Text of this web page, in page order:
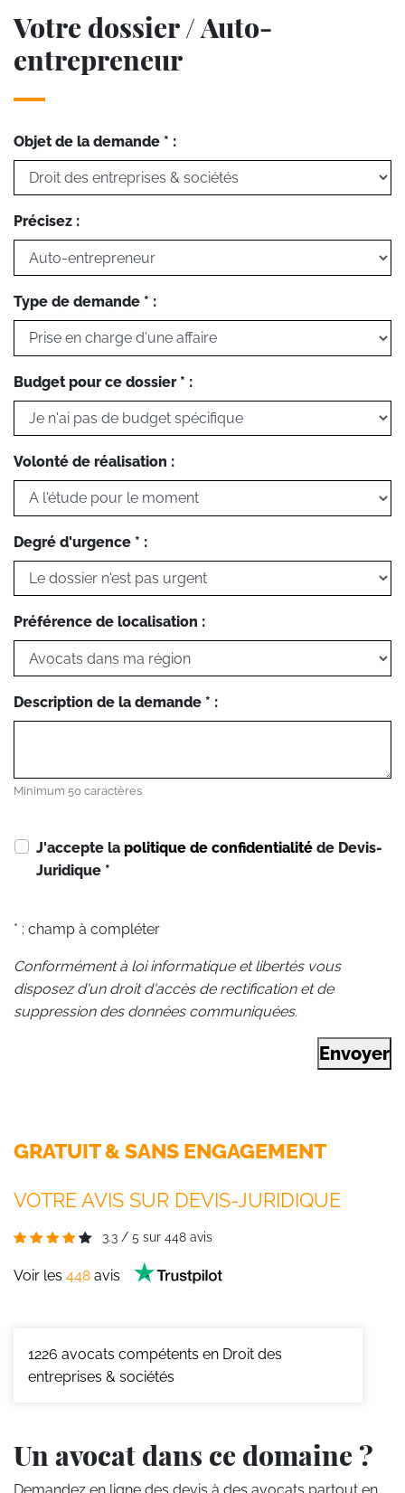
Votre dossier / Auto-
entrepreneur
Objet de la demande * :
Précisez :
Type de demande * :
Budget pour ce dossier * :
Volonté de réalisation :
Degré d'urgence * :
Préférence de localisation :
Description de la demande * :
Minimum 50 caractères
J'accepte la politique de confidentialité de Devis-
Juridique *
* : champ à compléter
Conformément à loi informatique et libertés vous
disposez d'un droit d'accès de rectification et de
suppression des données communiquées.
Envoyer
GRATUIT & SANS ENGAGEMENT
VOTRE AVIS SUR DEVIS-JURIDIQUE
3.3 / 5 sur 448 avis
Voir les 448 avis
1226 avocats compétents en Droit des
entreprises & sociétés
Un avocat dans ce domaine ?